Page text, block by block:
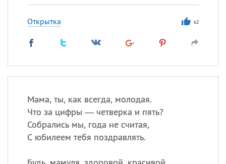
Открытка 62
Мама, ты, как всегда, молодая.
Что за цифры — четверка и пять?
Собрались мы, года не считая,
С юбилеем тебя поздравлять.